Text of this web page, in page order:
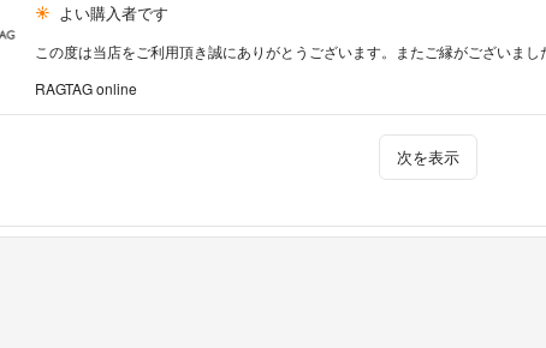
よい購入者です
この度は当店をご利用頂き誠にありがとうございます。またご縁がございまし
RAGTAG online
次を表示